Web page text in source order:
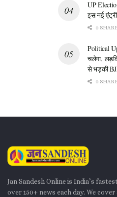
UP
इस नई
0
Political
चलेगा,
से भड़की
0
Jan Sandesh Online is India’s
over 150+ news each day. We